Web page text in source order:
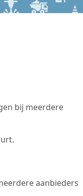
bij meerdere
aanbieders